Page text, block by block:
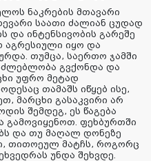
ნაკრების მთავარი
საათი ძალიან ცუდად
და ინტენსივობის გარეშე
აგრესიული იყო და
თუმცა, საერთო ჯამში
გვქონდა და
უფრო მეტად
თამაშს იწყებ ისე,
მარცხი გასაკვირი არ
შემდეგ, ეს წაგება
ფეხბურთში
და თუ მაღალ დონეზე
თითოეულ მატჩს, როგორც
უნდა შეხვდე.